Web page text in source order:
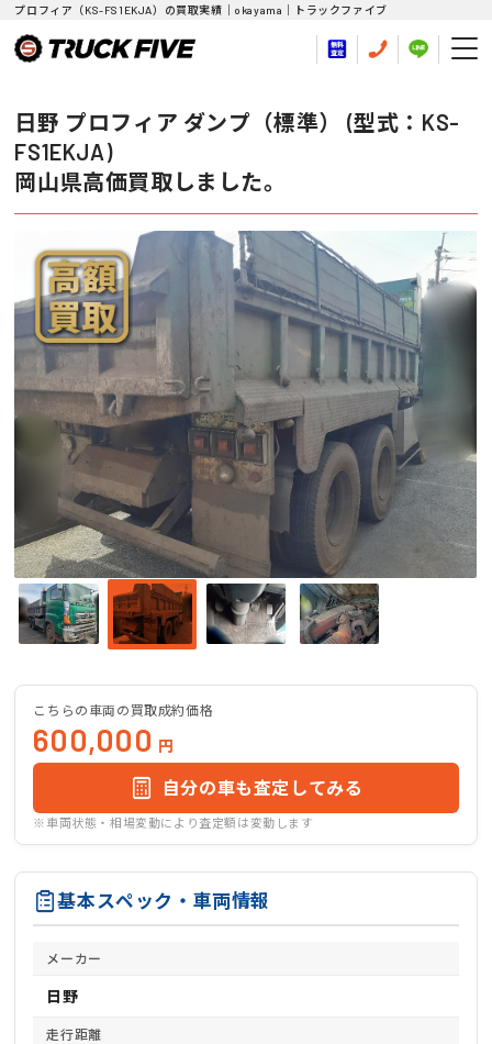
プロフィア（KS-FS1EKJA）の買取実績｜okayama｜トラックファイブ
日野 プロフィア ダンプ（標準） (型式：KS-
FS1EKJA)
岡山県高価買取しました。
こちらの車両の買取成約価格
600,000 円
自分の車も査定してみる
※車両状態・相場変動により査定額は変動します
基本スペック・車両情報
メーカー
日野
走行距離